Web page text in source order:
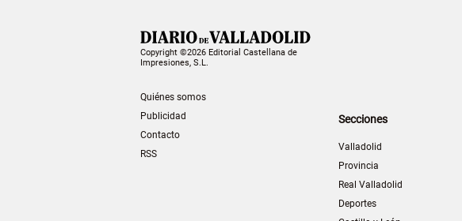
Copyright ©2026 Editorial Castellana de
Impresiones, S.L.
Quiénes somos
Publicidad
Contacto
RSS
Secciones
Valladolid
Provincia
Real Valladolid
Deportes